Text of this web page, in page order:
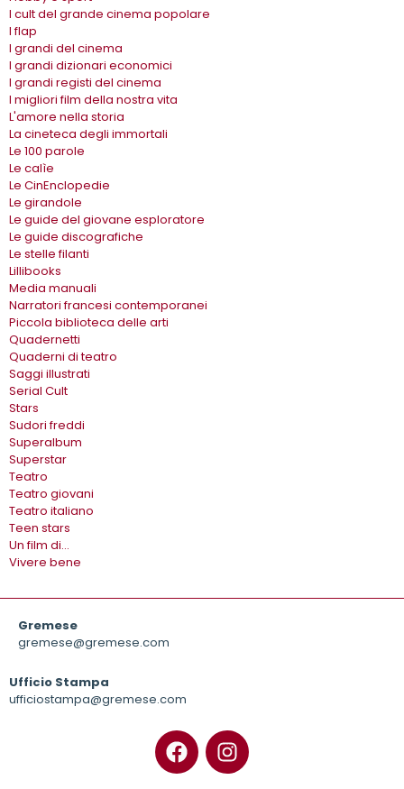
I cult del grande cinema popolare
I flap
I grandi del cinema
I grandi dizionari economici
I grandi registi del cinema
I migliori film della nostra vita
L'amore nella storia
La cineteca degli immortali
Le 100 parole
Le calìe
Le CinEnclopedie
Le girandole
Le guide del giovane esploratore
Le guide discografiche
Le stelle filanti
Lillibooks
Media manuali
Narratori francesi contemporanei
Piccola biblioteca delle arti
Quadernetti
Quaderni di teatro
Saggi illustrati
Serial Cult
Stars
Sudori freddi
Superalbum
Superstar
Teatro
Teatro giovani
Teatro italiano
Teen stars
Un film di…
Vivere bene
Gremese
gremese@gremese.com
Ufficio Stampa
ufficiostampa@gremese.com